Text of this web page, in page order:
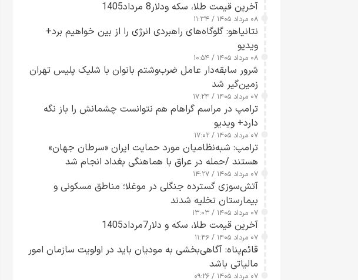
آخرین قیمت طلا، سکه ودلار8 مرداد1405
۰۸ مرداد ۱۴۰۵ / ۱۱:۳۴
نتانیاهو: گلوگاه‌های راهبردی انرژی را از بین خواهیم برد+
ویدیو
۰۸ مرداد ۱۴۰۵ / ۱۰:۵۴
شرور سابقه‌دار عامل ضرب‌وشتم بانوان با شلیک پلیس تهران
زمین‌گیر شد
۰۷ مرداد ۱۴۰۵ / ۱۷:۲۴
ترامپ در مراسم گراهام هم نتوانست چشمانش را باز نگه
دارد+ ویدیو
۰۷ مرداد ۱۴۰۵ / ۱۷:۰۲
ترامپ: شبه‌نظامیان مورد حمایت ایران «سرطان جهان»
هستند /حمله در عراق با هماهنگی بغداد انجام شد
۰۷ مرداد ۱۴۰۵ / ۱۴:۲۷
آتش‌سوزی گسترده جنگلی در موغلا؛ مناطق مسکونی و
بیمارستان تخلیه شدند
۰۷ مرداد ۱۴۰۵ / ۱۳:۰۳
آخرین قیمت طلا، سکه و دلار7مرداد1405
۰۷ مرداد ۱۴۰۵ / ۱۱:۴۶
قائم‌پناه: آگاهی‌بخشی به مودیان باید در اولویت سازمان امور
مالیاتی باشد
۰۷ مرداد ۱۴۰۵ / ۰۹:۲۶